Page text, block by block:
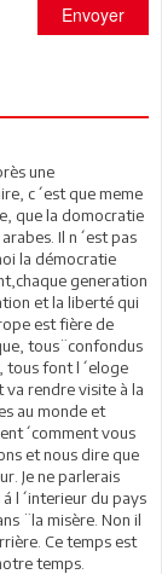
Envoyer
une
c´est que meme
que la domocratie
Il n´est pas
la démocratie
generation
et la liberté qui
est fière de
tous¨confondus
tous font l´eloge
va rendre visite à la
au monde et
vous
et nous dire que
Je ne parlerais
á l´interieur du pays
¨la misère. Non il
Ce temps est
temps.